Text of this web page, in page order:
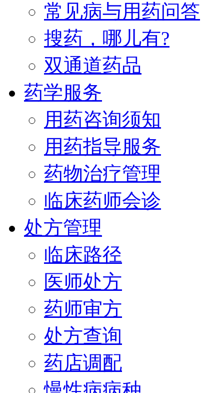
常见病与用药问答
搜药，哪儿有?
双通道药品
药学服务
用药咨询须知
用药指导服务
药物治疗管理
临床药师会诊
处方管理
临床路径
医师处方
药师审方
处方查询
药店调配